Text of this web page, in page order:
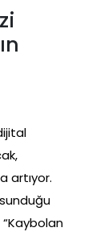
artıyor.